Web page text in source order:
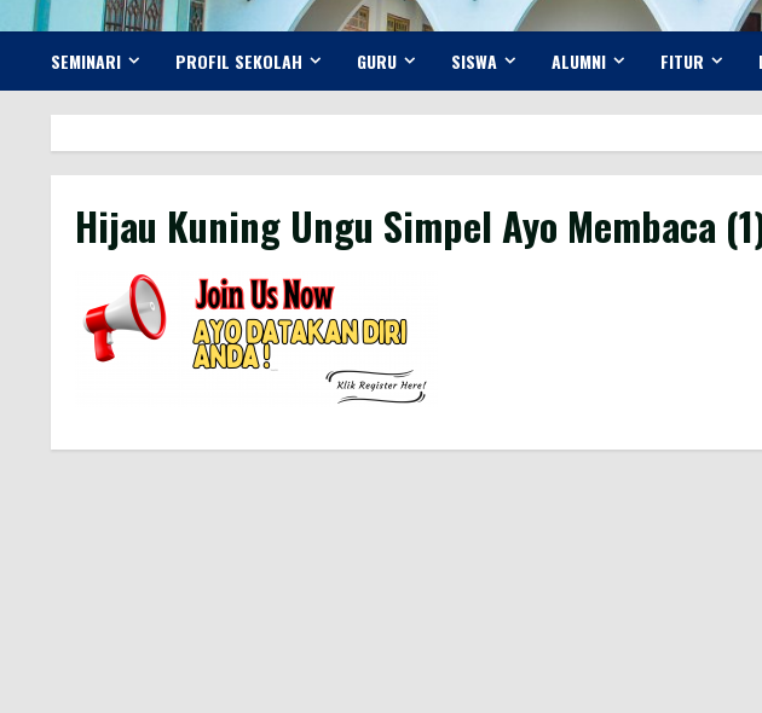
SEMINARI PROFIL SEKOLAH GURU SISWA ALUMNI FITUR
Hijau Kuning Ungu Simpel Ayo Membaca